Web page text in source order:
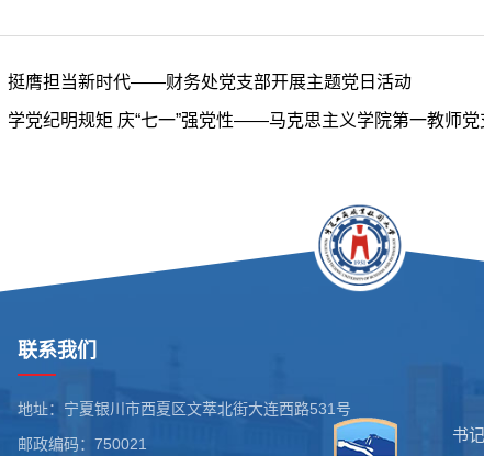
挺膺担当新时代——财务处党支部开展主题党日活动
学党纪明规矩 庆“七一”强党性——马克思主义学院第一教师
联系我们
地址：宁夏银川市西夏区文萃北街大连西路531号
邮政编码：750021
书